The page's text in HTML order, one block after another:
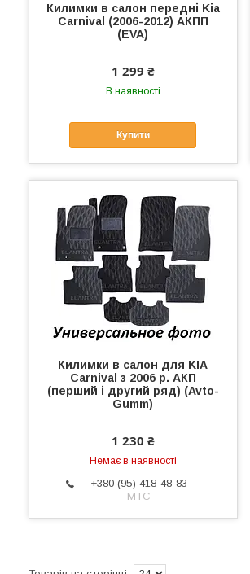
Килимки в салон передні Kia
Carnival (2006-2012) АКПП
(EVA)
1 299 ₴
В наявності
Купити
Килимки в салон для KIA
Carnival з 2006 р. АКП
(перший і другий ряд) (Avto-
Gumm)
1 230 ₴
Немає в наявності
+380 (95) 418-48-83
МТС